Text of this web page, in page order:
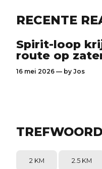
RECENTE
Spirit-loop
route op
16 mei 2026 — by Jos
2 KM 2.5 KM